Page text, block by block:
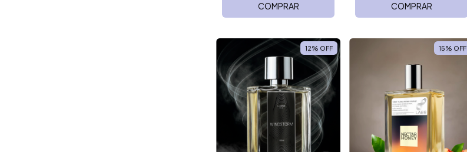
COMPRAR COMPRAR
12% OFF 15% OFF